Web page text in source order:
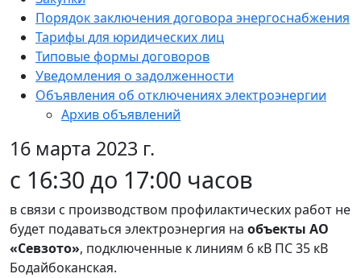
Порядок заключения договора энергоснабжения
Тарифы для юридических лиц
Типовые формы договоров
Уведомления о задолженности
Объявления об отключениях электроэнергии
Архив объявлений
16 марта 2023 г.
с 16:30 до 17:00 часов
в связи с производством профилактических работ не
будет подаваться электроэнергия на объекты АО
«Севзото», подключенные к линиям 6 кВ ПС 35 кВ
Бодайбоканская.